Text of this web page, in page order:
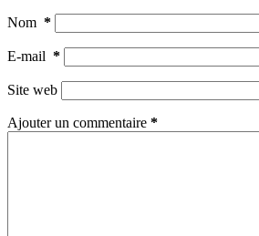
Nom *
E-mail *
Site web
Ajouter un commentaire *